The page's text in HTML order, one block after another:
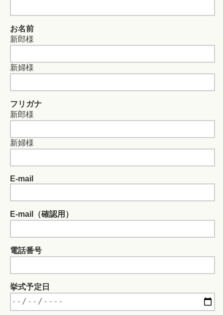
お名前
新郎様
新婦様
フリガナ
新郎様
新婦様
E-mail
E-mail（確認用）
電話番号
挙式予定日